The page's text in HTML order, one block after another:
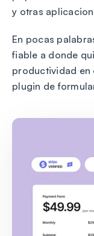
y otras
En pocas
fiable a donde
productividad en
plugin de